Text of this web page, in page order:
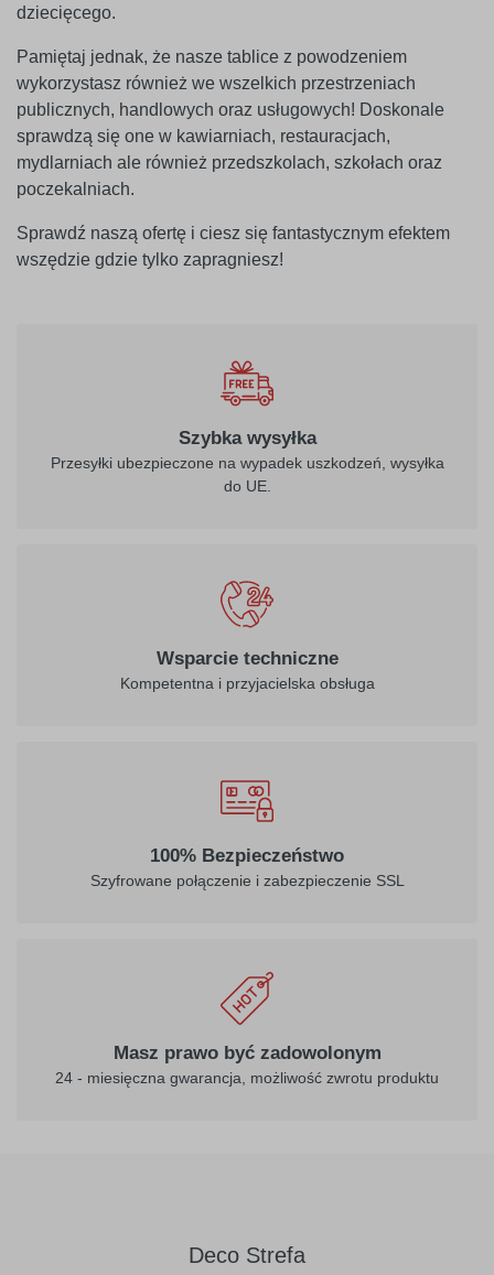
dziecięcego.
Pamiętaj jednak, że nasze tablice z powodzeniem
wykorzystasz również we wszelkich przestrzeniach
publicznych, handlowych oraz usługowych! Doskonale
sprawdzą się one w kawiarniach, restauracjach,
mydlarniach ale również przedszkolach, szkołach oraz
poczekalniach.
Sprawdź naszą ofertę i ciesz się fantastycznym efektem
wszędzie gdzie tylko zapragniesz!
Szybka wysyłka
Przesyłki ubezpieczone na wypadek uszkodzeń, wysyłka
do UE.
Wsparcie techniczne
Kompetentna i przyjacielska obsługa
100% Bezpieczeństwo
Szyfrowane połączenie i zabezpieczenie SSL
Masz prawo być zadowolonym
24 - miesięczna gwarancja, możliwość zwrotu produktu
Deco Strefa